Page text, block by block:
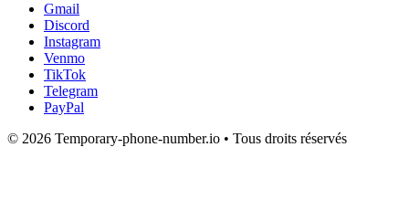
Gmail
Discord
Instagram
Venmo
TikTok
Telegram
PayPal
© 2026 Temporary-phone-number.io • Tous droits réservés